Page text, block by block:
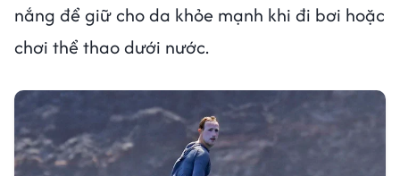
nắng để giữ cho da khỏe mạnh khi đi bơi hoặc
chơi thể thao dưới nước.